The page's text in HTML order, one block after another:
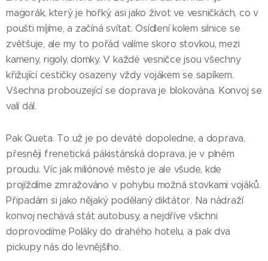
magorák, který je hořký, asi jako život ve vesničkách, co v
poušti míjíme, a začíná svítat. Osídlení kolem silnice se
zvětšuje, ale my to pořád valíme skoro stovkou, mezi
kameny, rigoly, domky. V každé vesničce jsou všechny
křižující cestičky osazeny vždy vojákem se sapíkem.
Všechna probouzející se doprava je blokována. Konvoj se
valí dál.
Pak Queta. To už je po deváté dopoledne, a doprava,
přesněji frenetická pákistánská doprava, je v plném
proudu. Víc jak miliónové město je ale všude, kde
projíždíme zmražováno v pohybu možná stovkami vojáků.
Připadám si jako nějaký podělaný diktátor. Na nádraží
konvoj nechává stát autobusy, a nejdříve všichni
doprovodíme Poláky do drahého hotelu, a pak dva
pickupy nás do levnějšího.